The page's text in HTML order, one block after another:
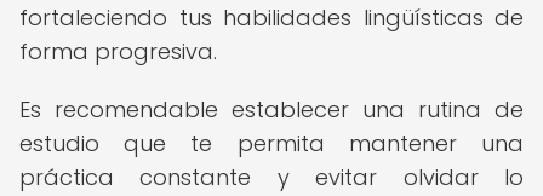
fortaleciendo tus habilidades lingüísticas de
forma progresiva.
Es recomendable establecer una rutina de
estudio que te permita mantener una
práctica constante y evitar olvidar lo